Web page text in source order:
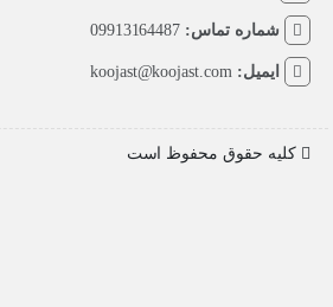
شماره تماس: 09913164487
ایمیل:koojast@koojast.com
کلیه حقوق محفوظ است